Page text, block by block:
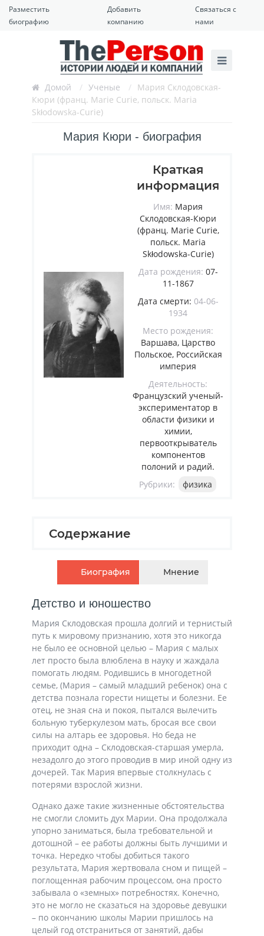
Разместить
биографию
Добавить
компанию
Связаться с
нами
Домой / Ученые / Мария Склодовская-
Кюри (франц. Marie Curie, польск. Maria
Skłodowska-Curie)
Мария Кюри - биография
Краткая
информация
Имя: Мария
Склодовская-Кюри
(франц. Marie Curie,
польск. Maria
Skłodowska-Curie)
Дата рождения: 07-
11-1867
Дата смерти: 04-06-
1934
Место рождения:
Варшава, Царство
Польское, Российская
империя
Деятельность:
Французский ученый-
экспериментатор в
области физики и
химии,
первооткрыватель
компонентов
полоний и радий.
Рубрики:
физика
Содержание
Биография Мнение
Детство и юношество
Мария Склодовская прошла долгий и тернистый
путь к мировому признанию, хотя это никогда
не было ее основной целью – Мария с малых
лет просто была влюблена в науку и жаждала
помогать людям. Родившись в многодетной
семье, (Мария – самый младший ребенок) она с
детства познала горести нищеты и болезни. Ее
отец, не зная сна и покоя, пытался вылечить
больную туберкулезом мать, бросая все свои
силы на алтарь ее здоровья. Но беда не
приходит одна – Склодовская-старшая умерла,
незадолго до этого проводив в мир иной одну из
дочерей. Так Мария впервые столкнулась с
потерями взрослой жизни.
Однако даже такие жизненные обстоятельства
не смогли сломить дух Марии. Она продолжала
упорно заниматься, была требовательной и
дотошной – ее работы должны быть лучшими и
точка. Нередко чтобы добиться такого
результата, Мария жертвовала сном и пищей –
поглощенная рабочим процессом, она просто
забывала о «земных» потребностях. Конечно,
это не могло не сказаться на здоровье девушки
– по окончанию школы Марии пришлось на
целый год отстраниться от занятий, дабы